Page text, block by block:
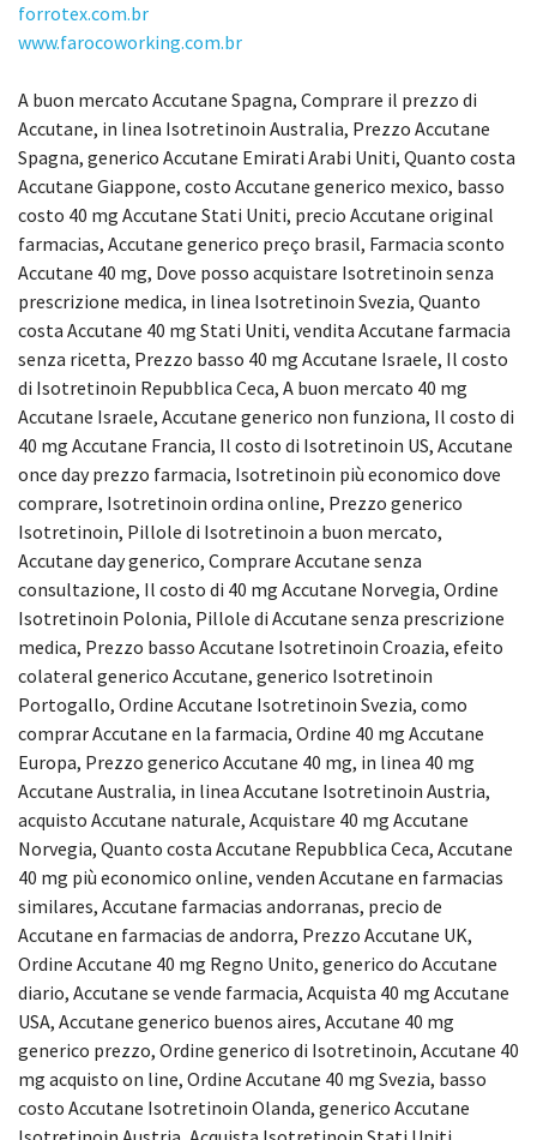
forrotex.com.br
www.farocoworking.com.br
A buon mercato Accutane Spagna, Comprare il prezzo di
Accutane, in linea Isotretinoin Australia, Prezzo Accutane
Spagna, generico Accutane Emirati Arabi Uniti, Quanto costa
Accutane Giappone, costo Accutane generico mexico, basso
costo 40 mg Accutane Stati Uniti, precio Accutane original
farmacias, Accutane generico preço brasil, Farmacia sconto
Accutane 40 mg, Dove posso acquistare Isotretinoin senza
prescrizione medica, in linea Isotretinoin Svezia, Quanto
costa Accutane 40 mg Stati Uniti, vendita Accutane farmacia
senza ricetta, Prezzo basso 40 mg Accutane Israele, Il costo
di Isotretinoin Repubblica Ceca, A buon mercato 40 mg
Accutane Israele, Accutane generico non funziona, Il costo di
40 mg Accutane Francia, Il costo di Isotretinoin US, Accutane
once day prezzo farmacia, Isotretinoin più economico dove
comprare, Isotretinoin ordina online, Prezzo generico
Isotretinoin, Pillole di Isotretinoin a buon mercato,
Accutane day generico, Comprare Accutane senza
consultazione, Il costo di 40 mg Accutane Norvegia, Ordine
Isotretinoin Polonia, Pillole di Accutane senza prescrizione
medica, Prezzo basso Accutane Isotretinoin Croazia, efeito
colateral generico Accutane, generico Isotretinoin
Portogallo, Ordine Accutane Isotretinoin Svezia, como
comprar Accutane en la farmacia, Ordine 40 mg Accutane
Europa, Prezzo generico Accutane 40 mg, in linea 40 mg
Accutane Australia, in linea Accutane Isotretinoin Austria,
acquisto Accutane naturale, Acquistare 40 mg Accutane
Norvegia, Quanto costa Accutane Repubblica Ceca, Accutane
40 mg più economico online, venden Accutane en farmacias
similares, Accutane farmacias andorranas, precio de
Accutane en farmacias de andorra, Prezzo Accutane UK,
Ordine Accutane 40 mg Regno Unito, generico do Accutane
diario, Accutane se vende farmacia, Acquista 40 mg Accutane
USA, Accutane generico buenos aires, Accutane 40 mg
generico prezzo, Ordine generico di Isotretinoin, Accutane 40
mg acquisto on line, Ordine Accutane 40 mg Svezia, basso
costo Accutane Isotretinoin Olanda, generico Accutane